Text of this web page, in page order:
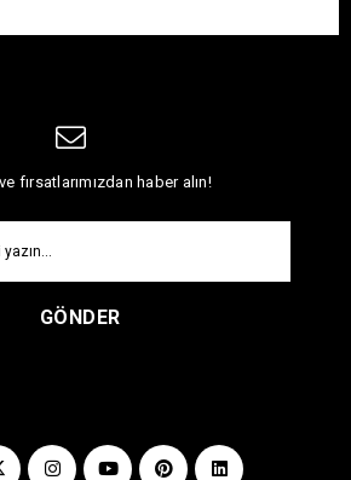
fırsatlarımızdan haber alın!
GÖNDER